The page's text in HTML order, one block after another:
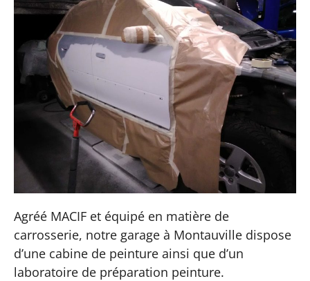
Agréé MACIF et équipé en matière de
carrosserie, notre garage à Montauville dispose
d’une cabine de peinture ainsi que d’un
laboratoire de préparation peinture.